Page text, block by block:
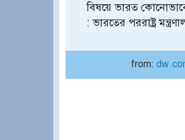
বিষয়ে ভারত
: ভারতের পররাষ্ট্র
from: